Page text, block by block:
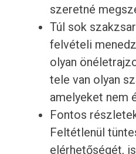
szeretné
Túl sok
felvételi
olyan
tele van olyan
amelyeket nem
Fontos
Feltétlenül
elérhetőségét,